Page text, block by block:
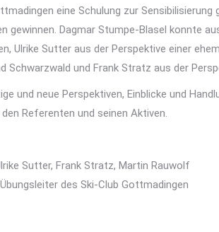
eine Schulung zur
gewinnen. Dagmar Stumpe-Blasel konnte
Ulrike Sutter aus der Perspektive einer
Schwarzwald und Frank Stratz aus der
und neue Perspektiven, Einblicke und
Referenten und seinen Aktiven.
Sutter, Frank Stratz, Martin Rauwolf
des Ski-Club Gottmadingen